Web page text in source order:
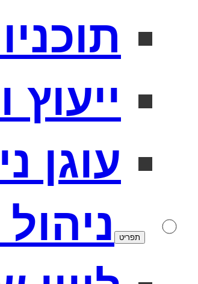
עוגן
תפריט
ניהול